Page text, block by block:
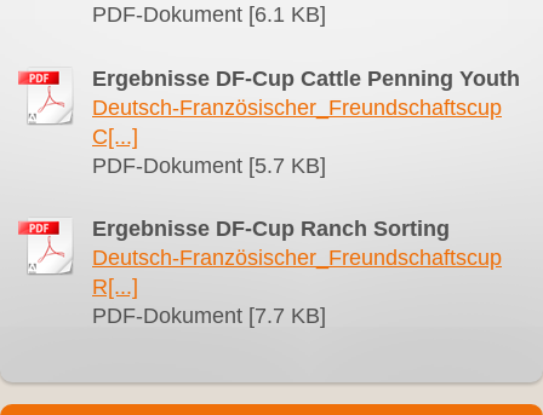
PDF-Dokument [6.1 KB]
Ergebnisse DF-Cup Cattle Penning Youth
Deutsch-Französischer_Freundschaftscup
C[...]
PDF-Dokument [5.7 KB]
Ergebnisse DF-Cup Ranch Sorting
Deutsch-Französischer_Freundschaftscup
R[...]
PDF-Dokument [7.7 KB]